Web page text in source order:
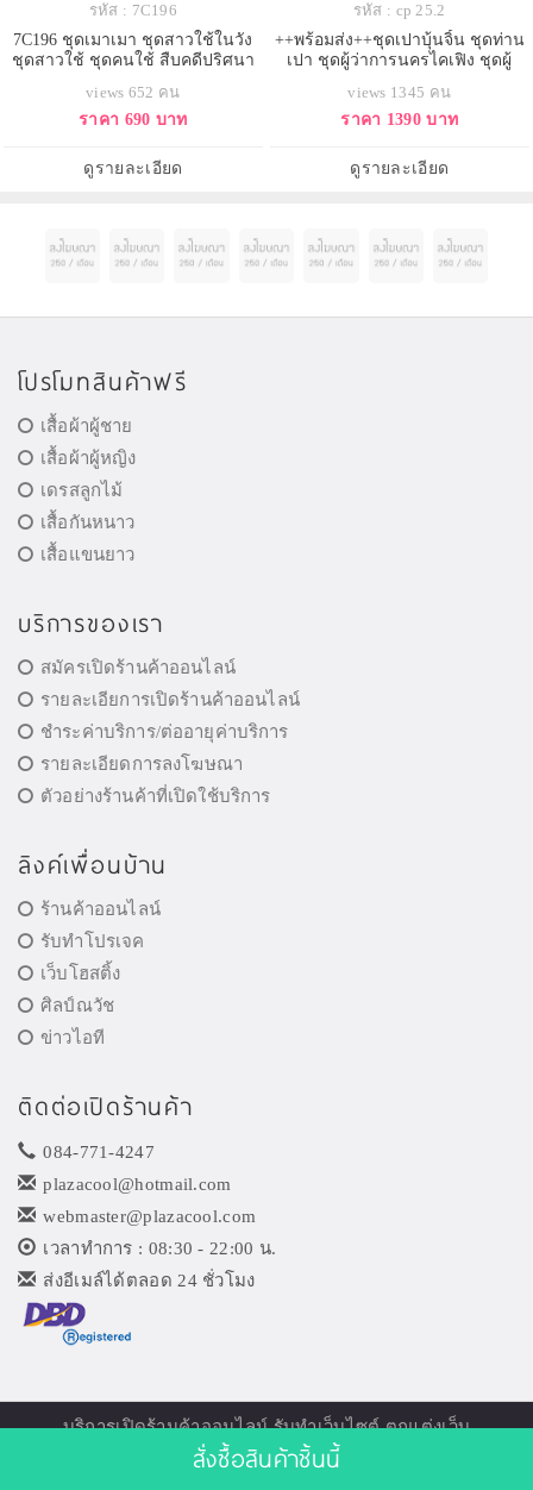
สั่งซื้อสินค้าชิ้นนี้
รหัส : 7C196
7C196 ชุดเมาเมา ชุดสาวใช้ในวัง
ชุดสาวใช้ ชุดคนใช้ สืบคดีปริศนา
Kusuriya no Hitorigoto Costume
views 652 คน
ราคา 690 บาท
ดูรายละเอียด
รหัส : cp 25.2
++พร้อมส่ง++ชุดเปาบุ้นจิ้น ชุดท่าน
เปา ชุดผู้ว่าการนครไคเฟิง ชุดผู้
views 1345 คน
ราคา 1390 บาท
ดูรายละเอียด
โปรโมทสินค้าฟรี
เสื้อผ้าผู้ชาย
เสื้อผ้าผู้หญิง
เดรสลูกไม้
เสื้อกันหนาว
เสื้อแขนยาว
บริการของเรา
สมัครเปิดร้านค้าออนไลน์
รายละเอียการเปิดร้านค้าออนไลน์
ชำระค่าบริการ/ต่ออายุค่าบริการ
รายละเอียดการลงโฆษณา
ตัวอย่างร้านค้าที่เปิดใช้บริการ
ลิงค์เพื่อนบ้าน
ร้านค้าออนไลน์
รับทำโปรเจค
เว็บโฮสติ้ง
ศิลป์ณวัช
ข่าวไอที
ติดต่อเปิดร้านค้า
084-771-4247
plazacool@hotmail.com
webmaster@plazacool.com
เวลาทำการ : 08:30 - 22:00 น.
ส่งอีเมล์ได้ตลอด 24 ชั่วโมง
บริการเปิดร้านค้าออนไลน์รับทำเว็บไซต์ ตกแต่งเว็บ
Plazacool.com. All Rights Reserved.